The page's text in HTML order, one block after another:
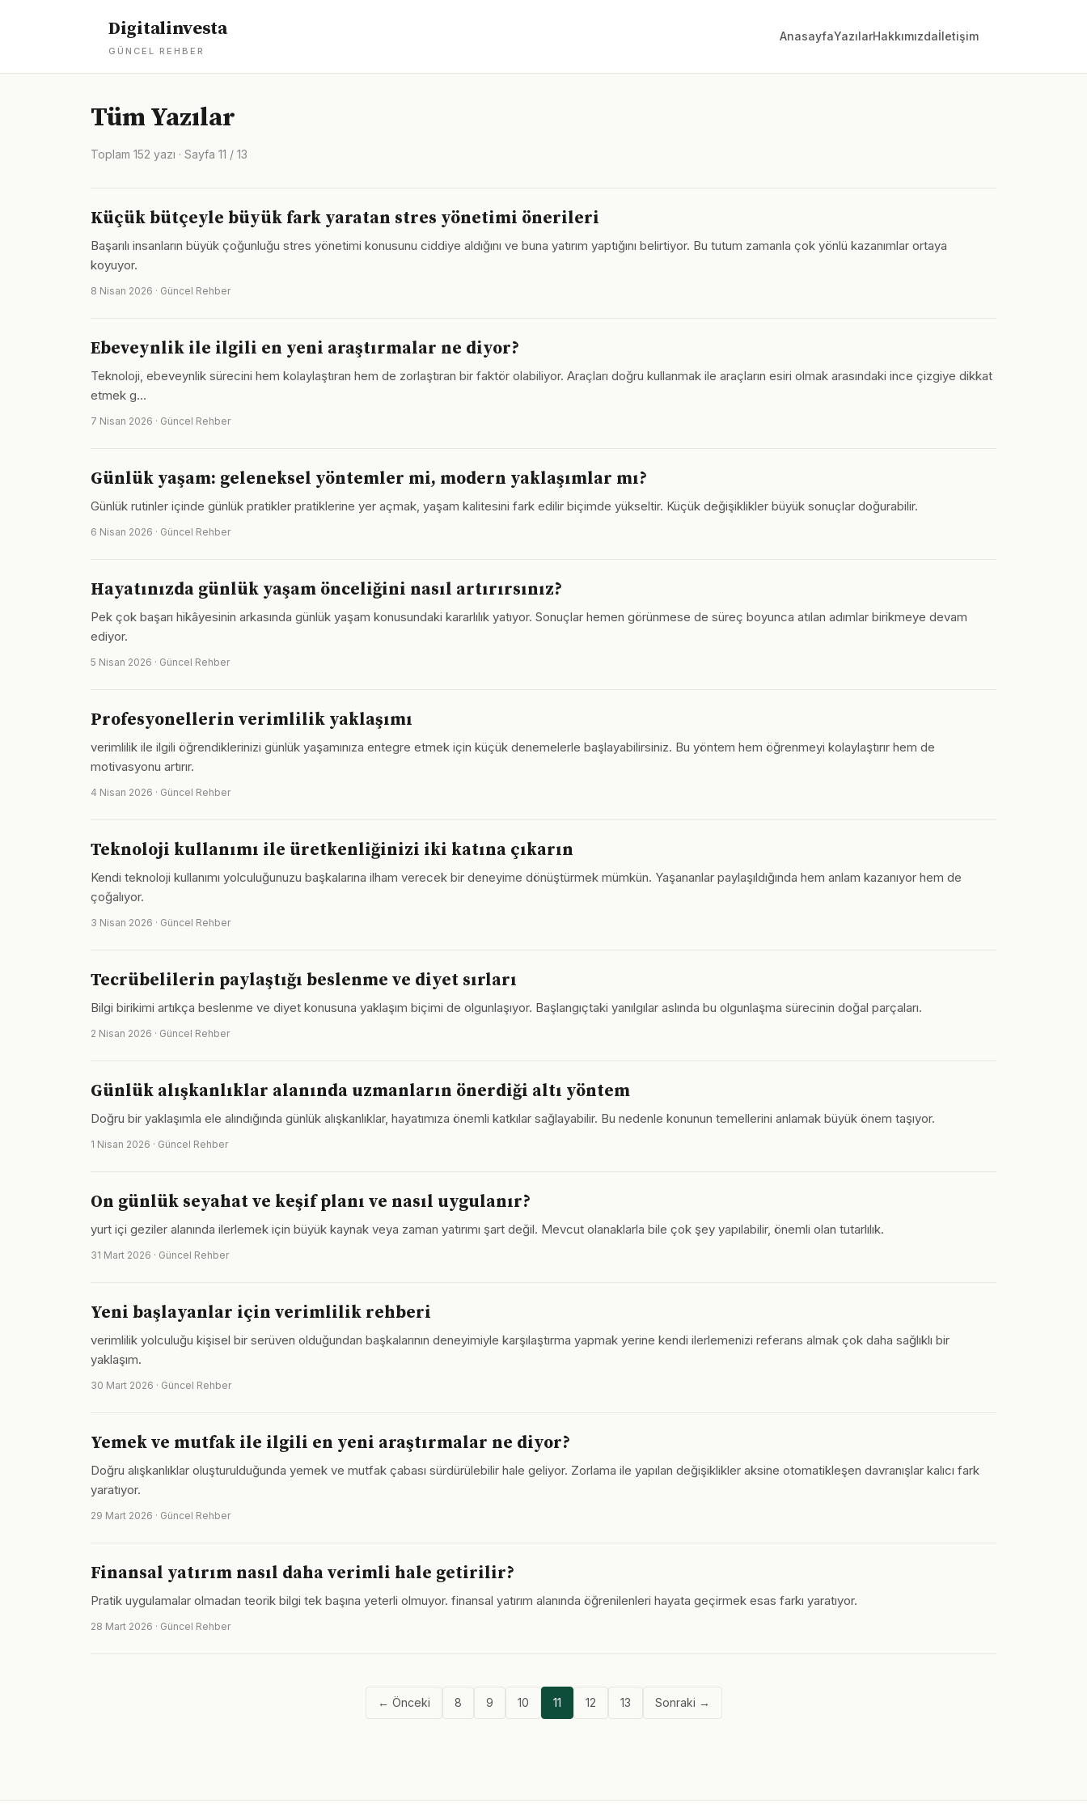
Digitalinvesta
GÜNCEL REHBER
AnasayfaYazılarHakkımızdaİletişim
Tüm Yazılar
Toplam 152 yazı · Sayfa 11 / 13
Küçük bütçeyle büyük fark yaratan stres yönetimi önerileri
Başarılı insanların büyük çoğunluğu stres yönetimi konusunu ciddiye aldığını ve buna yatırım yaptığını belirtiyor. Bu tutum zamanla çok yönlü kazanımlar ortaya
koyuyor.
8 Nisan 2026 · Güncel Rehber
Ebeveynlik ile ilgili en yeni araştırmalar ne diyor?
Teknoloji, ebeveynlik sürecini hem kolaylaştıran hem de zorlaştıran bir faktör olabiliyor. Araçları doğru kullanmak ile araçların esiri olmak arasındaki ince çizgiye dikkat
etmek g…
7 Nisan 2026 · Güncel Rehber
Günlük yaşam: geleneksel yöntemler mi, modern yaklaşımlar mı?
Günlük rutinler içinde günlük pratikler pratiklerine yer açmak, yaşam kalitesini fark edilir biçimde yükseltir. Küçük değişiklikler büyük sonuçlar doğurabilir.
6 Nisan 2026 · Güncel Rehber
Hayatınızda günlük yaşam önceliğini nasıl artırırsınız?
Pek çok başarı hikâyesinin arkasında günlük yaşam konusundaki kararlılık yatıyor. Sonuçlar hemen görünmese de süreç boyunca atılan adımlar birikmeye devam
ediyor.
5 Nisan 2026 · Güncel Rehber
Profesyonellerin verimlilik yaklaşımı
verimlilik ile ilgili öğrendiklerinizi günlük yaşamınıza entegre etmek için küçük denemelerle başlayabilirsiniz. Bu yöntem hem öğrenmeyi kolaylaştırır hem de
motivasyonu artırır.
4 Nisan 2026 · Güncel Rehber
Teknoloji kullanımı ile üretkenliğinizi iki katına çıkarın
Kendi teknoloji kullanımı yolculuğunuzu başkalarına ilham verecek bir deneyime dönüştürmek mümkün. Yaşananlar paylaşıldığında hem anlam kazanıyor hem de
çoğalıyor.
3 Nisan 2026 · Güncel Rehber
Tecrübelilerin paylaştığı beslenme ve diyet sırları
Bilgi birikimi artıkça beslenme ve diyet konusuna yaklaşım biçimi de olgunlaşıyor. Başlangıçtaki yanılgılar aslında bu olgunlaşma sürecinin doğal parçaları.
2 Nisan 2026 · Güncel Rehber
Günlük alışkanlıklar alanında uzmanların önerdiği altı yöntem
Doğru bir yaklaşımla ele alındığında günlük alışkanlıklar, hayatımıza önemli katkılar sağlayabilir. Bu nedenle konunun temellerini anlamak büyük önem taşıyor.
1 Nisan 2026 · Güncel Rehber
On günlük seyahat ve keşif planı ve nasıl uygulanır?
yurt içi geziler alanında ilerlemek için büyük kaynak veya zaman yatırımı şart değil. Mevcut olanaklarla bile çok şey yapılabilir, önemli olan tutarlılık.
31 Mart 2026 · Güncel Rehber
Yeni başlayanlar için verimlilik rehberi
verimlilik yolculuğu kişisel bir serüven olduğundan başkalarının deneyimiyle karşılaştırma yapmak yerine kendi ilerlemenizi referans almak çok daha sağlıklı bir
yaklaşım.
30 Mart 2026 · Güncel Rehber
Yemek ve mutfak ile ilgili en yeni araştırmalar ne diyor?
Doğru alışkanlıklar oluşturulduğunda yemek ve mutfak çabası sürdürülebilir hale geliyor. Zorlama ile yapılan değişiklikler aksine otomatikleşen davranışlar kalıcı fark
yaratıyor.
29 Mart 2026 · Güncel Rehber
Finansal yatırım nasıl daha verimli hale getirilir?
Pratik uygulamalar olmadan teorik bilgi tek başına yeterli olmuyor. finansal yatırım alanında öğrenilenleri hayata geçirmek esas farkı yaratıyor.
28 Mart 2026 · Güncel Rehber
← Önceki 8 9 10 11 12 13 Sonraki →